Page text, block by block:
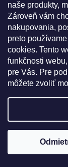
naše produkty,
Zároveň vám
nakupovania,
preto
cookies. Tento
funkčnosti
pre Vás. Pre
môžete zvoliť